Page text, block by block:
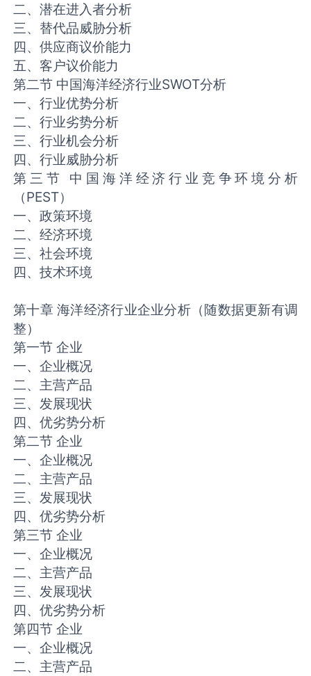
二、潜在进入者分析
三、替代品威胁分析
四、供应商议价能力
五、客户议价能力
第二节 中国海洋经济行业SWOT分析
一、行业优势分析
二、行业劣势分析
三、行业机会分析
四、行业威胁分析
第三节 中国海洋经济行业竞争环境分析
（PEST）
一、政策环境
二、经济环境
三、社会环境
四、技术环境
第十章 海洋经济行业企业分析（随数据更新有调
整）
第一节 企业
一、企业概况
二、主营产品
三、发展现状
四、优劣势分析
第二节 企业
一、企业概况
二、主营产品
三、发展现状
四、优劣势分析
第三节 企业
一、企业概况
二、主营产品
三、发展现状
四、优劣势分析
第四节 企业
一、企业概况
二、主营产品